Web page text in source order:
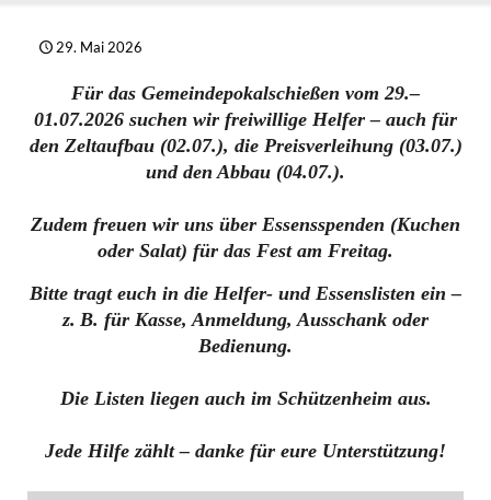
29. Mai 2026
Für das Gemeindepokalschießen vom29.–
01.07.2026 suchen wir freiwillige Helfer – auch für
den Zeltaufbau (02.07.), die Preisverleihung (03.07.)
und denAbbau (04.07.).
Zudem freuen wir uns über Essensspenden (Kuchen
oder Salat) für das Fest am Freitag.
Bitte tragt euch in die Helfer- und Essenslisten ein –
z. B. für Kasse, Anmeldung, Ausschank oder
Bedienung.
Die Listen liegen auch im Schützenheim aus.
Jede Hilfe zählt – danke für eure Unterstützung!